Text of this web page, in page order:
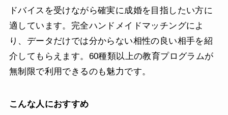
ドバイスを受けながら確実に成婚を目指したい方に
適しています。完全ハンドメイドマッチングによ
り、データだけでは分からない相性の良い相手を紹
介してもらえます。60種類以上の教育プログラムが
無制限で利用できるのも魅力です。
こんな人におすすめ